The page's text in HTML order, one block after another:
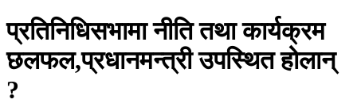
प्रतिनिधिसभामा नीति तथा कार्यक्रम
छलफल,प्रधानमन्त्री उपस्थित होलान्
?